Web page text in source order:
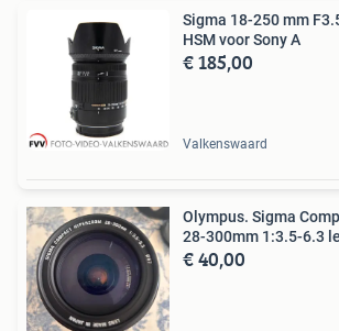
Sigma 18-250 mm
HSM voor Sony A
€ 185,00
Valkenswaard
Olympus. Sigma
28-300mm 1:3.5-6.3
€ 40,00